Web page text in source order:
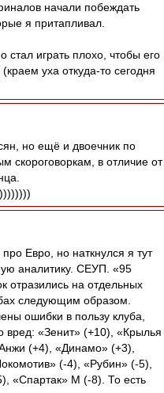
начали побеждать
я притапливал.
стал играть плохо, чтобы его
уха откуда-то сегодня
но ещё и двоечник по
скороговоркам, в отличие от
Евро, но наткнулся я тут
аналитику. СЕУП. «95
отразились на отдельных
следующим образом.
ошибки в пользу клуба,
вред: «Зенит» (+10), «Крылья
(+4), «Динамо» (+3),
(-4), «Рубин» (-5),
«Спартак» М (-8). То есть